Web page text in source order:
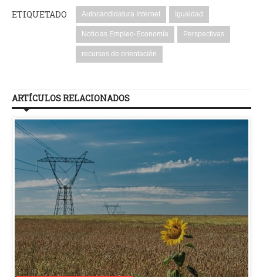
ETIQUETADO Autocandidatura Internet Igualdad
Noticias Empleo-Economía Perspectivas
recursos de orientación
ARTÍCULOS RELACIONADOS